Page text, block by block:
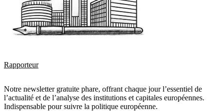
Rapporteur
Notre newsletter gratuite phare, offrant chaque jour l’essentiel de
l’actualité et de l’analyse des institutions et capitales européennes.
Indispensable pour suivre la politique européenne.